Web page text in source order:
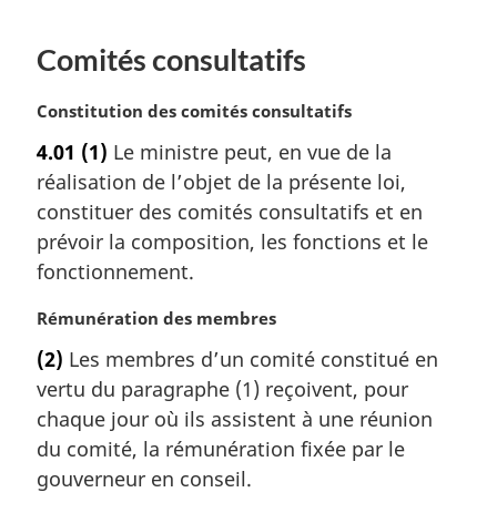
l
:
Comités consultatifs
N
t
e
m
a
r
g
n
a
e
:
Constitution des comités consultatifs
4.01 (1) Le ministre peut, en vue de la
réalisation de l’objet de la présente loi,
constituer des comités consultatifs et en
prévoir la composition, les fonctions et le
fonctionnement.
N
t
e
m
a
g
Rémunération des membres
(2) Les membres d’un comité constitué en
vertu du paragraphe (1) reçoivent, pour
chaque jour où ils assistent à une réunion
du comité, la rémunération fixée par le
gouverneur en conseil.